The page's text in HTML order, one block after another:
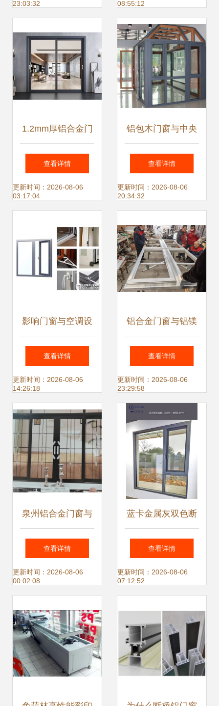
23:03:32
08:55:12
1.2mm厚铝合金门
窗应用与价格分析
及空调设备区域
查看详情
更新时间：2026-08-06
03:17:04
铝包木门窗与中央
空调系统的协同设
计 节能与舒适的新
查看详情
更新时间：2026-08-06
20:34:32
影响门窗与空调设
备使用寿命的关键
因素
查看详情
更新时间：2026-08-06
14:26:18
铝合金门窗与铝镁
锰金属屋面 现代建
筑的高端解决方案
查看详情
更新时间：2026-08-06
23:29:58
泉州铝合金门窗与
空调设备的协同应
用与市场趋势
查看详情
更新时间：2026-08-06
00:02:08
蓝卡金属灰双色断
桥铝系统门窗 贵阳
阳台封装的卓越之
查看详情
更新时间：2026-08-06
07:12:52